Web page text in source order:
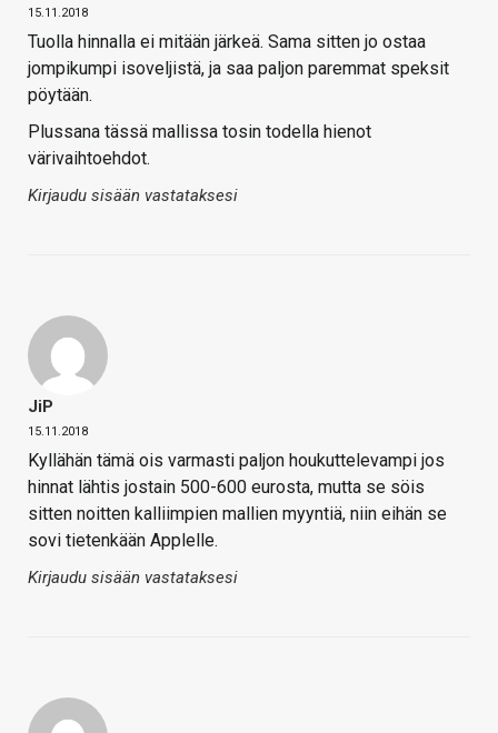
15.11.2018
Tuolla hinnalla ei mitään järkeä. Sama sitten jo ostaa
jompikumpi isoveljistä, ja saa paljon paremmat speksit
pöytään.
Plussana tässä mallissa tosin todella hienot
värivaihtoehdot.
Kirjaudu sisään vastataksesi
JiP
15.11.2018
Kyllähän tämä ois varmasti paljon houkuttelevampi jos
hinnat lähtis jostain 500-600 eurosta, mutta se söis
sitten noitten kalliimpien mallien myyntiä, niin eihän se
sovi tietenkään Applelle.
Kirjaudu sisään vastataksesi